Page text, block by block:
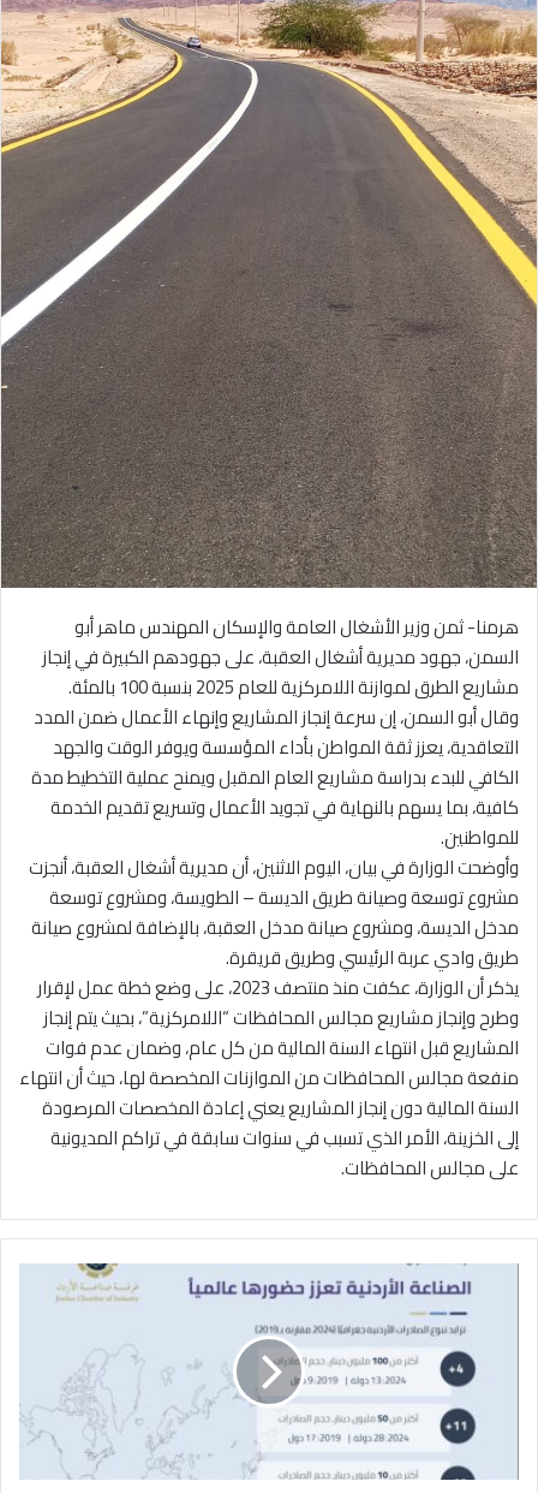
هرمنا- ثمن وزير الأشغال العامة والإسكان المهندس ماهر أبو
السمن، جهود مديرية أشغال العقبة، على جهودهم الكبيرة في إنجاز
مشاريع الطرق لموازنة اللامركزية للعام 2025 بنسبة 100 بالمئة.
وقال أبو السمن، إن سرعة إنجاز المشاريع وإنهاء الأعمال ضمن المدد
التعاقدية، يعزز ثقة المواطن بأداء المؤسسة ويوفر الوقت والجهد
الكافي للبدء بدراسة مشاريع العام المقبل ويمنح عملية التخطيط مدة
كافية، بما يسهم بالنهاية في تجويد الأعمال وتسريع تقديم الخدمة
للمواطنين.
وأوضحت الوزارة في بيان، اليوم الاثنين، أن مديرية أشغال العقبة، أنجزت
مشروع توسعة وصيانة طريق الديسة – الطويسة، ومشروع توسعة
مدخل الديسة، ومشروع صيانة مدخل العقبة، بالإضافة لمشروع صيانة
طريق وادي عربة الرئيسي وطريق قريقرة.
يذكر أن الوزارة، عكفت منذ منتصف 2023، على وضع خطة عمل لإقرار
وطرح وإنجاز مشاريع مجالس المحافظات “اللامركزية”، بحيث يتم إنجاز
المشاريع قبل انتهاء السنة المالية من كل عام، وضمان عدم فوات
منفعة مجالس المحافظات من الموازنات المخصصة لها، حيث أن انتهاء
السنة المالية دون إنجاز المشاريع يعني إعادة المخصصات المرصودة
إلى الخزينة، الأمر الذي تسبب في سنوات سابقة في تراكم المديونية
على مجالس المحافظات.
ر